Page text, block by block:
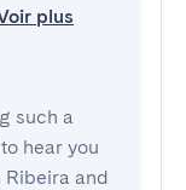
plus
such a
hear you
and